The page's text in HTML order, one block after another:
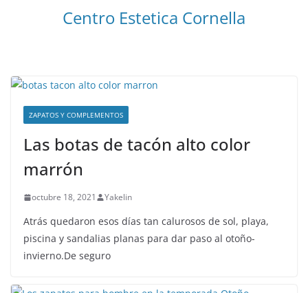
Centro Estetica Cornella
ZAPATOS Y COMPLEMENTOS
Las botas de tacón alto color
marrón
octubre 18, 2021 Yakelin
Atrás quedaron esos días tan calurosos de sol, playa,
piscina y sandalias planas para dar paso al otoño-
invierno.De seguro